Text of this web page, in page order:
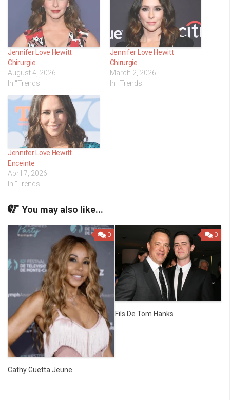
Jennifer Love Hewitt
Chirurgie
August 4, 2026
In "Trends"
Jennifer Love Hewitt
Chirurgie
March 2, 2026
In "Trends"
Jennifer Love Hewitt
Enceinte
April 7, 2026
In "Trends"
You may also like...
0
Cathy Guetta Jeune
0
Fils De Tom Hanks